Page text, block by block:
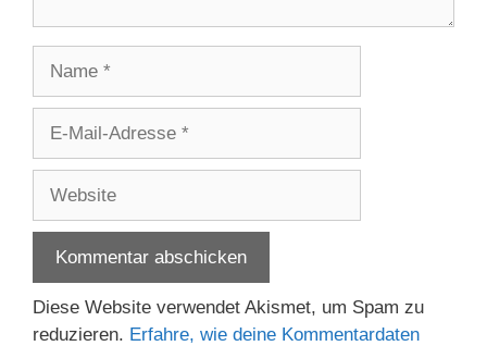
Adresse
Diese Website verwendet Akismet, um Spam zu
reduzieren. Erfahre, wie deine Kommentardaten